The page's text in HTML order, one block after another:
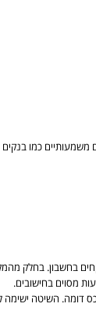
משמעותיים כמו בנקים
בחשבון. בחלק
מסוים בחישובים.
דומה. השיטה